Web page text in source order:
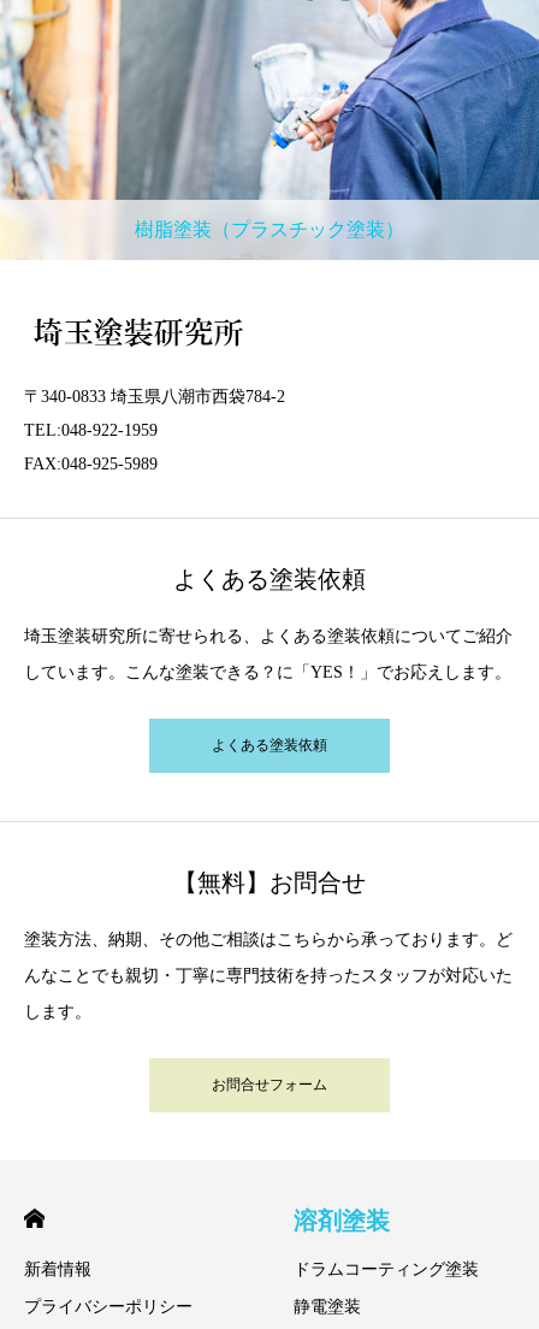
樹脂塗装（プラスチック塗装）
〒340-0833 埼玉県八潮市西袋784-2
TEL:048-922-1959
FAX:048-925-5989
よくある塗装依頼
埼玉塗装研究所に寄せられる、よくある塗装依頼についてご紹介
しています。こんな塗装できる？に「YES！」でお応えします。
よくある塗装依頼
【無料】お問合せ
塗装方法、納期、その他ご相談はこちらから承っております。ど
んなことでも親切・丁寧に専門技術を持ったスタッフが対応いた
します。
お問合せフォーム
新着情報
プライバシーポリシー
溶剤塗装
ドラムコーティング塗装
静電塗装